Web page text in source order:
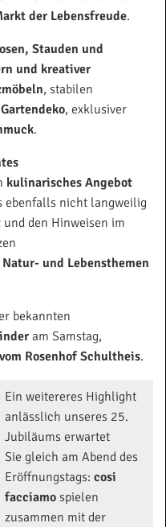
der Lebensfreude.
Stauden und
und kreativer
, stabilen
Gartendeko, exklusiver
.
kulinarisches Angebot
ebenfalls nicht langweilig
und den Hinweisen im
und Lebensthemen
bekannten
am Samstag,
Rosenhof Schultheis.
Ein weitereres Highlight
anlässlich unseres 25.
Jubiläums erwartet
Sie gleich am Abend des
Eröffnungstags: cosi
facciamo spielen
zusammen mit der